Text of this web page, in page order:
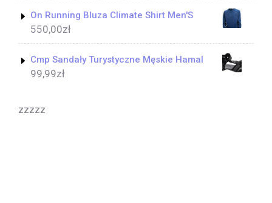
On Running Bluza Climate Shirt Men'S
550,00zł
Cmp Sandały Turystyczne Męskie Hamal
99,99zł
zzzzz